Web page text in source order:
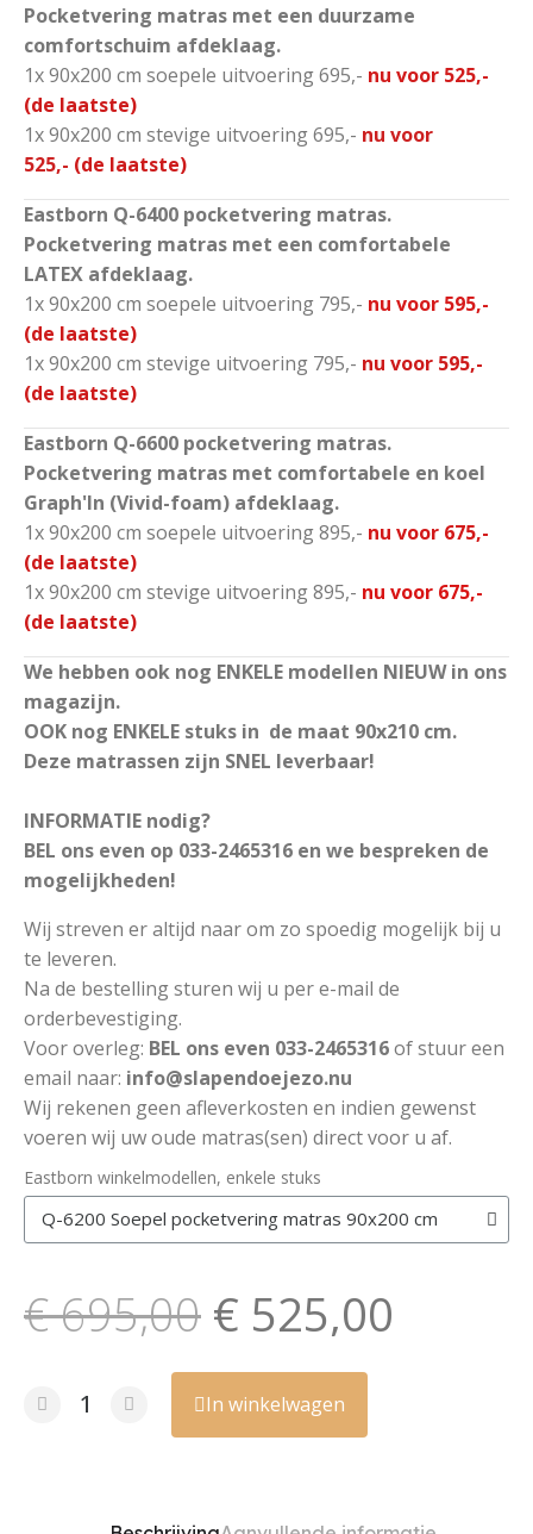
Pocketvering matras met een duurzame
comfortschuim afdeklaag.
1x 90x200 cm soepele uitvoering 695,- nu voor 525,-
(de laatste)
1x 90x200 cm stevige uitvoering 695,- nu voor
525,- (de laatste)
Eastborn Q-6400 pocketvering matras.
Pocketvering matras met een comfortabele
LATEX afdeklaag.
1x 90x200 cm soepele uitvoering 795,- nu voor 595,-
(de laatste)
1x 90x200 cm stevige uitvoering 795,- nu voor 595,-
(de laatste)
Eastborn Q-6600 pocketvering matras.
Pocketvering matras met comfortabele en koel
Graph'In (Vivid-foam) afdeklaag.
1x 90x200 cm soepele uitvoering 895,- nu voor 675,-
(de laatste)
1x 90x200 cm stevige uitvoering 895,- nu voor 675,-
(de laatste)
We hebben ook nog ENKELE modellen NIEUW in ons
magazijn.
OOK nog ENKELE stuks in de maat 90x210 cm.
Deze matrassen zijn SNEL leverbaar!
INFORMATIE nodig?
BEL ons even op 033-2465316 en we bespreken de
mogelijkheden!
Wij streven er altijd naar om zo spoedig mogelijk bij u
te leveren.
Na de bestelling sturen wij u per e-mail de
orderbevestiging.
Voor overleg: BEL ons even 033-2465316of stuur een
email naar: info@slapendoejezo.nu
Wij rekenen geen afleverkosten en indien gewenst
voeren wij uw oude matras(sen) direct voor u af.
Eastborn winkelmodellen, enkele stuks
€ 695,00 € 525,00
In winkelwagen